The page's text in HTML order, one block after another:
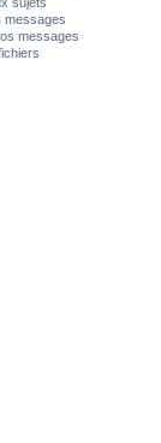
messages
messages